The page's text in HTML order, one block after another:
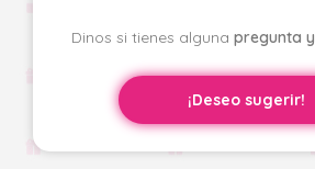
Dinos si tienes alguna pregunta
¡Deseo sugerir!